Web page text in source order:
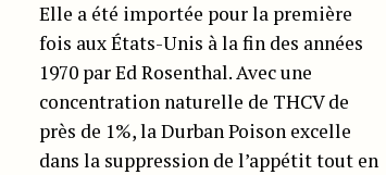
Elle a été importée pour la première
fois aux États-Unis à la fin des années
1970 par Ed Rosenthal. Avec une
concentration naturelle de THCV de
près de 1%, la Durban Poison excelle
dans la suppression de l’appétit tout en